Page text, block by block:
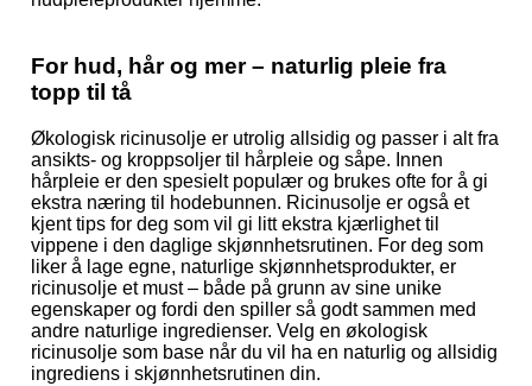
For hud, hår og mer – naturlig pleie fra
topp til tå
Økologisk ricinusolje er utrolig allsidig og passer i alt fra
ansikts- og kroppsoljer til hårpleie og såpe. Innen
hårpleie er den spesielt populær og brukes ofte for å gi
ekstra næring til hodebunnen. Ricinusolje er også et
kjent tips for deg som vil gi litt ekstra kjærlighet til
vippene i den daglige skjønnhetsrutinen. For deg som
liker å lage egne, naturlige skjønnhetsprodukter, er
ricinusolje et must – både på grunn av sine unike
egenskaper og fordi den spiller så godt sammen med
andre naturlige ingredienser. Velg en økologisk
ricinusolje som base når du vil ha en naturlig og allsidig
ingrediens i skjønnhetsrutinen din.